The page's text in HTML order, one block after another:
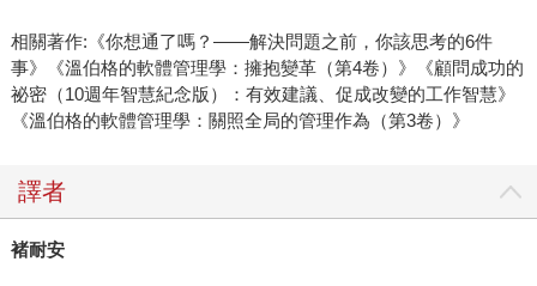
相關著作:《你想通了嗎？——解決問題之前，你該思考的6件
事》《溫伯格的軟體管理學：擁抱變革（第4卷）》《顧問成功的
祕密（10週年智慧紀念版）：有效建議、促成改變的工作智慧》
《溫伯格的軟體管理學：關照全局的管理作為（第3卷）》
譯者
褚耐安